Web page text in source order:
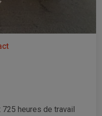
heures de travail